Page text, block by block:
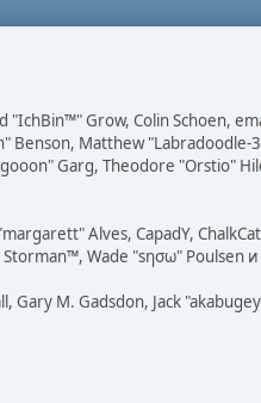
"IchBin™" Grow, Colin Schoen,
Benson, Matthew
Garg, Theodore "Orstio"
Alves, CapadY,
Wade "sησω" Poulsen
M. Gadsdon, Jack